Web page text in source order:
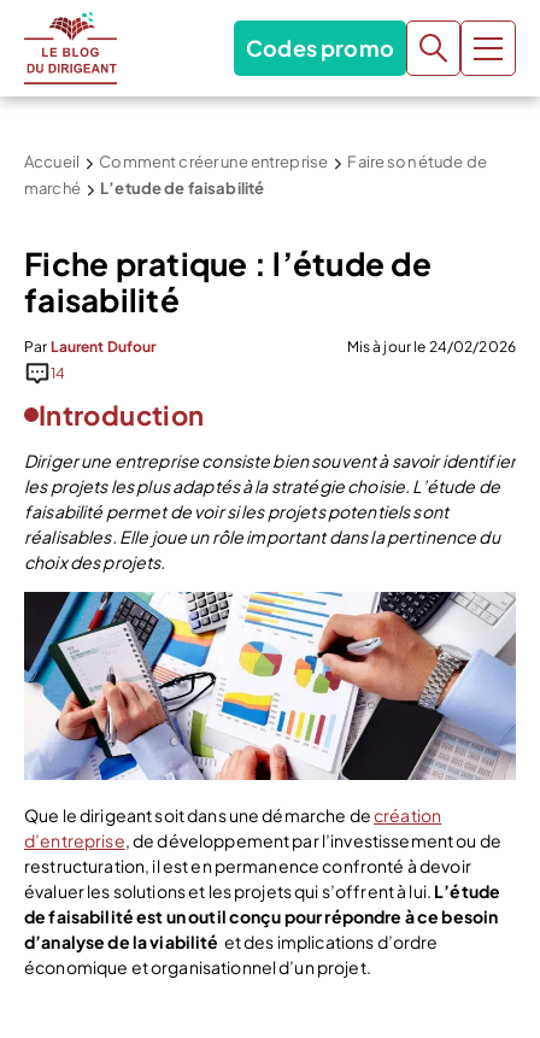
Codes promo
Accueil Comment créer une entreprise
Faire son étude de
marché
L’etude de faisabilité
Fiche pratique : l’étude de
faisabilité
Par Laurent Dufour
Mis à jour le 24/02/2026
14
Introduction
Diriger une entreprise consiste bien souvent à savoir identifier
les projets les plus adaptés à la stratégie choisie. L’étude de
faisabilité permet de voir si les projets potentiels sont
réalisables. Elle joue un rôle important dans la pertinence du
choix des projets.
Que le dirigeant soit dans une démarche decréation
d’entreprise, de développement par l’investissement ou de
restructuration, il est en permanence confronté à devoir
évaluer les solutions et les projets qui s’offrent à lui. L’étude
de faisabilité est un outil conçu pour répondre à ce besoin
d’analyse de la viabilité et des implications d’ordre
économique et organisationnel d’un projet.